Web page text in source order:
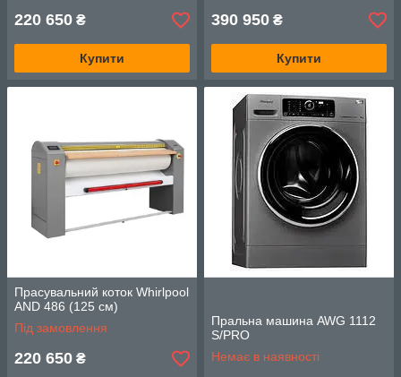
220 650 ₴
Купити
390 950 ₴
Купити
Прасувальний коток Whirlpool
AND 486 (125 см)
Під замовлення
220 650 ₴
Пральна машина AWG 1112
S/PRO
Немає в наявності